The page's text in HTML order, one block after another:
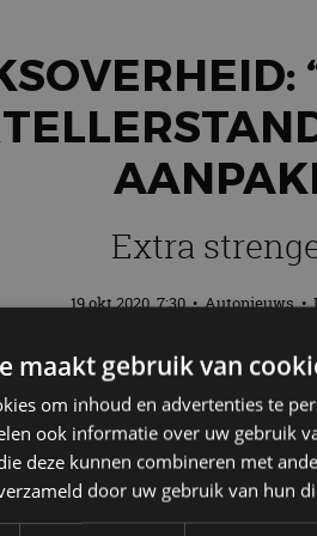
Extra
19 okt 2020, 7:30•Autonieuws•
van auto’s wordt
Van
per 1 juli 2021
maakt gebruik van
om inhoud en advertenties te
ook informatie over uw gebruik
deze kunnen combineren met
door uw gebruik van hun